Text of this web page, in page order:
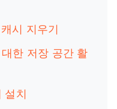
시 지우기
한 저장 공간 활
설치